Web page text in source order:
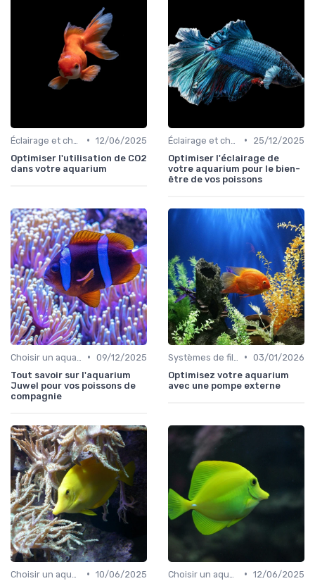
• 12/06/2025
Optimiser l'utilisation de CO2
dans votre aquarium
•
25/12/2025
Optimiser l'éclairage de
votre aquarium pour le bien-
être de vos poissons
• 09/12/2025
Tout savoir sur l'aquarium
Juwel pour vos poissons de
compagnie
• 03/01/2026
Optimisez votre aquarium
avec une pompe externe
• 10/06/2025
• 12/06/2025